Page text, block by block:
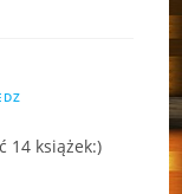
14 książek:)